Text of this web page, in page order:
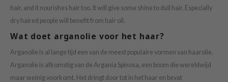
hair, and it nourishes hair too. It will give some shine to dull hair. Especially
dry haired people will benefit from hair oil.
Wat doet arganolie voor het haar?
Arganolie is al lange tijd een van de meest populaire vormen van haarolie.
Arganolie is afkomstig van de Argania Spinosa, een boom die wereldwijd
maar weinig voorkomt. Het dringt door tot in het haar en bevat